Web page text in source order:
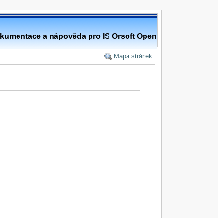
a nápověda pro IS Orsoft Open
Mapa stránek